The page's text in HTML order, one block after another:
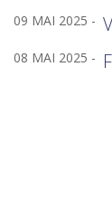
09 MAI 2025 -
08 MAI 2025 -